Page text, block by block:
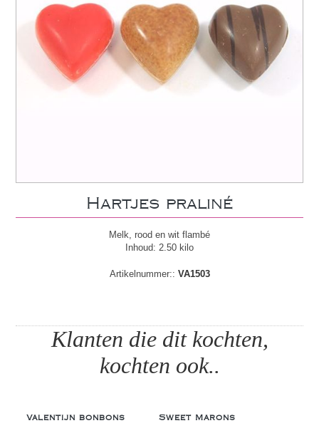
Hartjes praliné
Melk, rood en wit flambé
Inhoud: 2.50 kilo
Artikelnummer:: VA1503
Klanten die dit kochten,
kochten ook..
Valentijn bonbons Sweet Marons